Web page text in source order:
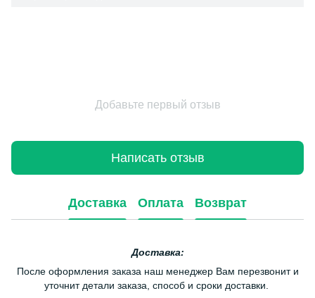
Добавьте первый отзыв
Написать отзыв
Доставка Оплата Возврат
Доставка:
После оформления заказа наш менеджер Вам перезвонит и
уточнит детали заказа, способ и сроки доставки.